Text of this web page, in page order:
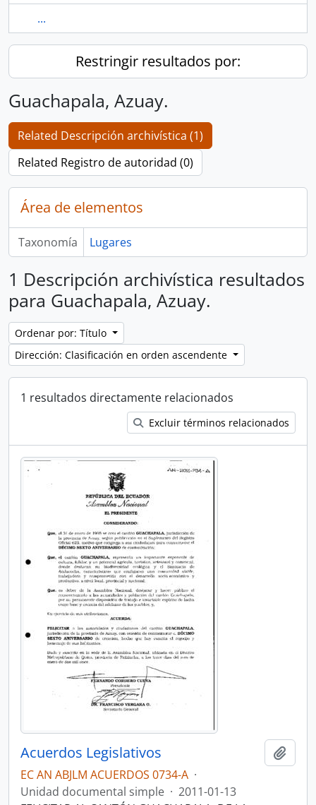
...
Restringir resultados por:
Guachapala, Azuay.
Related Descripción archivística (1)
Related Registro de autoridad (0)
Área de elementos
Taxonomía Lugares
1 Descripción archivística resultados
para Guachapala, Azuay.
Ordenar por: Título
Dirección: Clasificación en orden ascendente
1 resultados directamente relacionados
Excluir términos relacionados
Acuerdos Legislativos
EC AN ABJLM ACUERDOS 0734-A ·
Unidad documental simple · 2011-01-13